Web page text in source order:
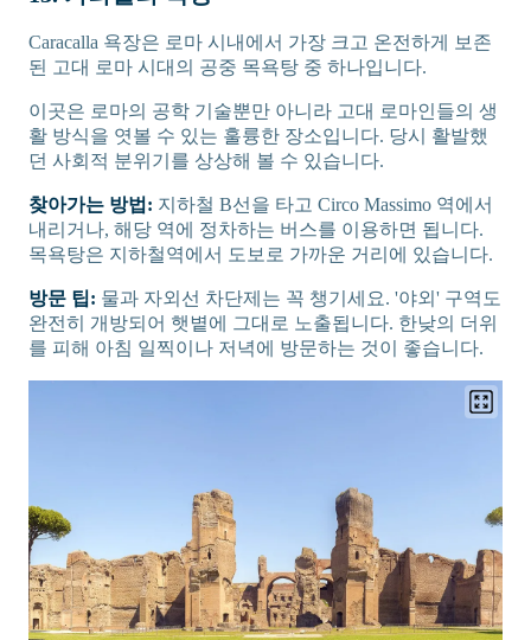
Caracalla 욕장은 로마 시내에서 가장 크고 온전하게 보존
된 고대 로마 시대의 공중 목욕탕 중 하나입니다.
이곳은 로마의 공학 기술뿐만 아니라 고대 로마인들의 생
활 방식을 엿볼 수 있는 훌륭한 장소입니다. 당시 활발했
던 사회적 분위기를 상상해 볼 수 있습니다.
찾아가는 방법: 지하철 B선을 타고 Circo Massimo 역에서
내리거나, 해당 역에 정차하는 버스를 이용하면 됩니다.
목욕탕은 지하철역에서 도보로 가까운 거리에 있습니다.
방문 팁: 물과 자외선 차단제는 꼭 챙기세요. '야외' 구역도
완전히 개방되어 햇볕에 그대로 노출됩니다. 한낮의 더위
를 피해 아침 일찍이나 저녁에 방문하는 것이 좋습니다.